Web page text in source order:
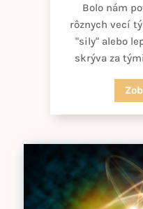
Bolo nám
rôznych vecí
"sily" alebo
skrýva za